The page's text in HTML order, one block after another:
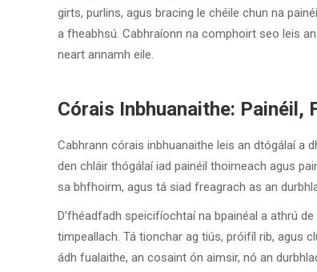
girts, purlins, agus bracing le chéile chun na
a fheabhsú. Cabhraíonn na comphoirt seo leis
neart annamh eile.
Córais Inbhuanaithe: Painéil,
Cabhrann córais inbhuanaithe leis an dtógálaí a
den chláir thógálaí iad painéil thoirneach agus
sa bhfhoirm, agus tá siad freagrach as an
D’fhéadfadh speicifíochtaí na bpainéal a athrú
timpeallach. Tá tionchar ag tiús, próifíl rib, agus
ádh fualaithe, an cosaint ón aimsir, nó an